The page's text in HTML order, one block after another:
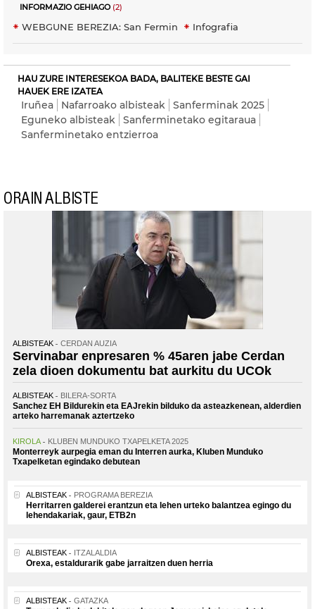
INFORMAZIO GEHIAGO(2)
WEBGUNE BEREZIA: San Fermin Infografia
HAU ZURE INTERESEKOA BADA, BALITEKE BESTE GAI
HAUEK ERE IZATEA
Iruñea Nafarroako albisteak
Sanferminak 2025
Eguneko albisteak
Sanferminetako egitaraua
Sanferminetako entzierroa
ORAIN ALBISTE
ALBISTEAK CERDAN AUZIA
Servinabar enpresaren % 45aren jabe Cerdan
zela dioen dokumentu bat aurkitu du UCOk
ALBISTEAK BILERA-SORTA
Sanchez EH Bildurekin eta EAJrekin bilduko da asteazkenean, alderdien
arteko harremanak aztertzeko
KIROLA KLUBEN MUNDUKO TXAPELKETA 2025
Monterreyk aurpegia eman du Interren aurka, Kluben Munduko
Txapelketan egindako debutean
ALBISTEAK PROGRAMA BEREZIA
Herritarren galderei erantzun eta lehen urteko balantzea egingo du
lehendakariak, gaur, ETB2n
ALBISTEAK ITZALALDIA
Orexa, estaldurarik gabe jarraitzen duen herria
ALBISTEAK GATAZKA